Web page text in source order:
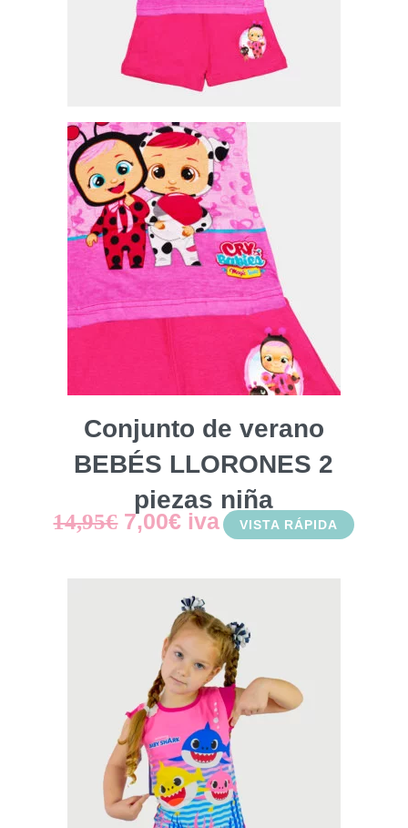
Conjunto de verano
BEBÉS LLORONES 2
piezas niña
14,95€ El
original
era:
14,95€.
7,00€El
actual
es:
7,00€.
iva VISTA RÁPIDA